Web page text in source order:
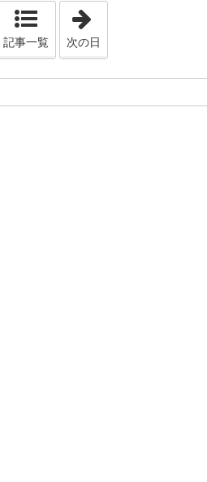
「2023年6月14日」
記事一覧 次の日